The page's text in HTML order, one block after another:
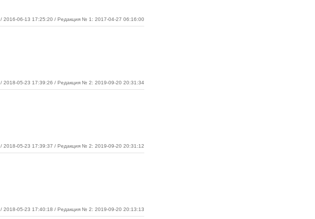
/ 2016-06-13 17:25:20 / Редакция № 1: 2017-04-27 06:16:00
/ 2018-05-23 17:39:26 / Редакция № 2: 2019-09-20 20:31:34
/ 2018-05-23 17:39:37 / Редакция № 2: 2019-09-20 20:31:12
/ 2018-05-23 17:40:18 / Редакция № 2: 2019-09-20 20:13:13